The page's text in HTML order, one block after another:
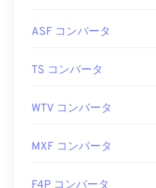
ASF コンバータ
TS コンバータ
WTV コンバータ
MXF コンバータ
F4P コンバータ